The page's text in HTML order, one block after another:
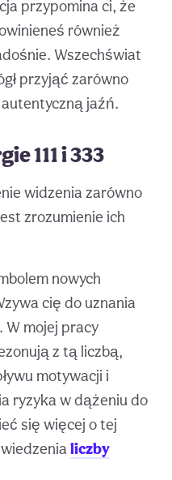
przypomina ci, że
również
Wszechświat
przyjąć zarówno
jaźń.
111 i 333
widzenia zarówno
zrozumienie ich
nowych
cię do uznania
W mojej pracy
z tą liczbą,
motywacji i
ryzyka w dążeniu do
się więcej o tej
liczby